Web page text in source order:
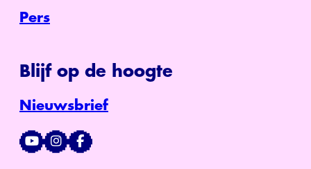
Pers
Blijf op de hoogte
Nieuwsbrief